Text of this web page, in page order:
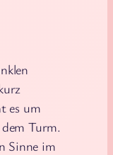
es um
Turm.
Sinne im